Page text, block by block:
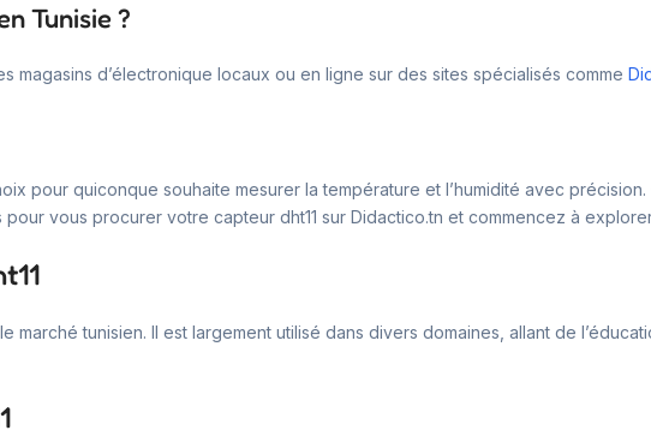
Tunisie ?
magasins d’électronique locaux ou en ligne sur des sites spécialisés comme
pour quiconque souhaite mesurer la température et l’humidité avec
vous procurer votre capteur dht11 sur Didactico.tn et commencez à
tunisien. Il est largement utilisé dans divers domaines, allant de